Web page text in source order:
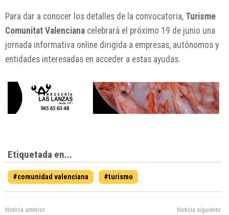
Para dar a conocer los detalles de la convocatoria, Turisme
Comunitat Valenciana celebrará el próximo 19 de junio una
jornada informativa online dirigida a empresas, autónomos y
entidades interesadas en acceder a estas ayudas.
Etiquetada en...
#comunidad valenciana #turismo
Noticia anterior: Noticia siguiente: